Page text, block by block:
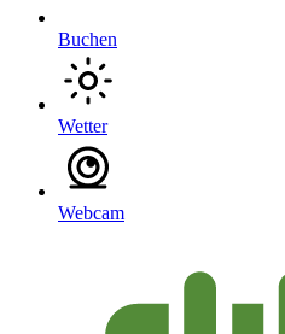
Buchen
Wetter
Webcam